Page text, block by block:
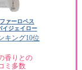
ァーロペス
イジェイロー
キング10位
香りとの
ミ多数